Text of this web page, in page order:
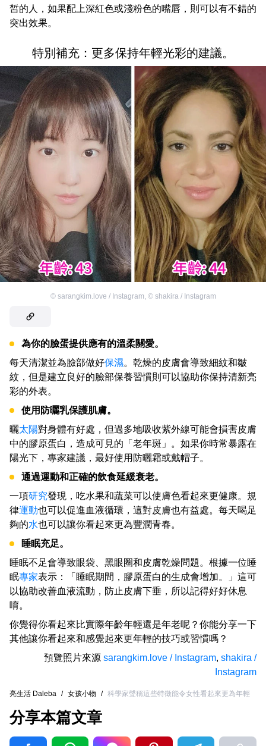
皙的人，如果配上深紅色或淺粉色的嘴唇，則可以有不錯的
突出效果。
特別補充：更多保持年輕光彩的建議。
© sarangkim.love / Instagram, © shakira / Instagram
為你的臉蛋提供應有的溫柔關愛。
每天清潔並為臉部做好保濕。乾燥的皮膚會導致細紋和皺
紋，但是建立良好的臉部保養習慣則可以協助你保持清新亮
彩的外表。
使用防曬乳保護肌膚。
曬太陽對身體有好處，但過多地吸收紫外線可能會損害皮膚
中的膠原蛋白，造成可見的「老年斑」。如果你時常暴露在
陽光下，專家建議，最好使用防曬霜或戴帽子。
通過運動和正確的飲食延緩衰老。
一項研究發現，吃水果和蔬菜可以使膚色看起來更健康。規
律運動也可以促進血液循環，這對皮膚也有益處。每天喝足
夠的水也可以讓你看起來更為豐潤青春。
睡眠充足。
睡眠不足會導致眼袋、黑眼圈和皮膚乾燥問題。根據一位睡
眠專家表示：「睡眠期間，膠原蛋白的生成會增加。」這可
以協助改善血液流動，防止皮膚下垂，所以記得好好休息
唷。
你覺得你看起來比實際年齡年輕還是年老呢？你能分享一下
其他讓你看起來和感覺起來更年輕的技巧或習慣嗎？
預覽照片來源 sarangkim.love / Instagram, shakira /
Instagram
亮生活 Daleba / 女孩小物 / 科學家聲稱這些特徵能令女性看起來更為年輕
分享本篇文章